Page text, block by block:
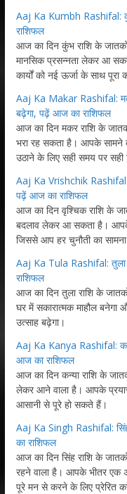
Aaj Ka Kumbh Rashifal:
राशिफल
आज का दिन कुंभ राशि के
मानसिक प्रसन्नता लेकर आ
कार्यों को नई ऊर्जा के साथ
Aaj Ka Makar Rashifal:
बढ़ेगा, पढ़ें आज का राशिफल
आज का दिन मकर राशि के
भरा रह सकता है। आपके
उठाने के लिए सही समय पर सही
Aaj Ka Vrishchik Rashifal:
पढ़ें आज का राशिफल
आज का दिन वृश्चिक राशि के
बदलाव लेकर आ सकता है। आपके
जिससे आप हर चुनौती का
Aaj Ka Tula Rashifal: तुला
राशिफल
आज का दिन तुला राशि के
घर में सकारात्मक माहौल
उत्साह बढ़ेगा।
Aaj Ka Kanya Rashifal:
आज का राशिफल
आज का दिन कन्या राशि के
लेकर आने वाला है। आपके
आसानी से पूरे हो सकते हैं।
Aaj Ka Singh Rashifal: सिंह
का राशिफल
आज का दिन सिंह राशि के
रहने वाला है। आपके भीतर एक
पूरे मन से करने के लिए प्रेरित